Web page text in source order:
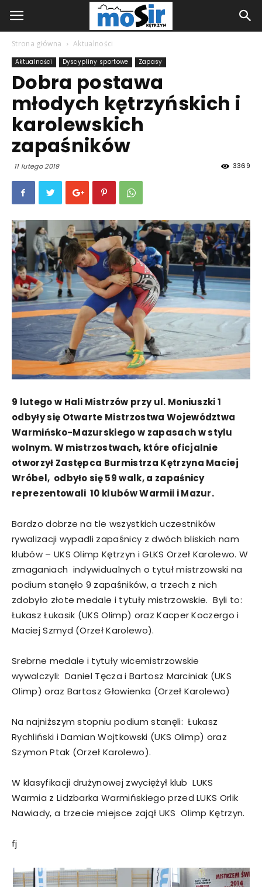
Strona główna Aktualności
Aktualności Dyscypliny sportowe Zapasy
Dobra postawa
młodych kętrzyńskich i
karolewskich
zapaśników
11 lutego 2019 3369
9 lutego w Hali Mistrzów przy ul. Moniuszki 1
odbyły się Otwarte Mistrzostwa Województwa
Warmińsko-Mazurskiego w zapasach w stylu
wolnym. W mistrzostwach, które oficjalnie
otworzył Zastępca Burmistrza Kętrzyna Maciej
Wróbel, odbyło się 59 walk, a zapaśnicy
reprezentowali 10 klubów Warmii i Mazur.
Bardzo dobrze na tle wszystkich uczestników
rywalizacji wypadli zapaśnicy z dwóch bliskich nam
klubów – UKS Olimp Kętrzyn i GLKS Orzeł Karolewo. W
zmaganiach indywidualnych o tytuł mistrzowski na
podium stanęło 9 zapaśników, a trzech z nich
zdobyło złote medale i tytuły mistrzowskie. Byli to:
Łukasz Łukasik (UKS Olimp) oraz Kacper Koczergo i
Maciej Szmyd (Orzeł Karolewo).
Srebrne medale i tytuły wicemistrzowskie
wywalczyli: Daniel Tęcza i Bartosz Marciniak (UKS
Olimp) oraz Bartosz Głowienka (Orzeł Karolewo)
Na najniższym stopniu podium stanęli: Łukasz
Rychliński i Damian Wojtkowski (UKS Olimp) oraz
Szymon Ptak (Orzeł Karolewo).
W klasyfikacji drużynowej zwyciężył klub LUKS
Warmia z Lidzbarka Warmińskiego przed LUKS Orlik
Nawiady, a trzecie miejsce zajął UKS Olimp Kętrzyn.
fj